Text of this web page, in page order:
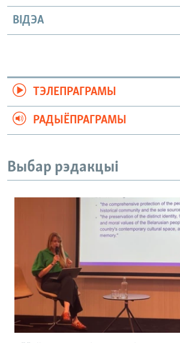
ВІДЭА
ТЭЛЕПРАГРАМЫ
РАДЫЁПРАГРАМЫ
Выбар рэдакцыі